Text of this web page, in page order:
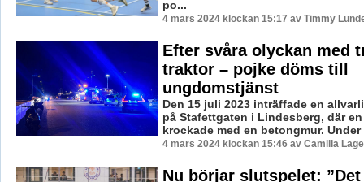
po...
4 mars 2024 klockan 15:17 av Timmy
Efter svåra olyckan med
traktor – pojke döms till
ungdomstjänst
Den 15 juli 2023 inträffade en
på Stafettgaten i Lindesberg, där
krockade med en betongmur.
4 mars 2024 klockan 15:46 av Camilla
Nu börjar slutspelet: